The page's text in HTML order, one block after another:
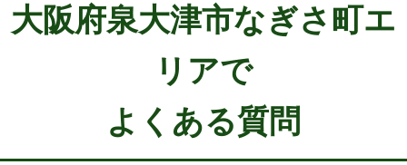
大阪府泉大津市なぎさ町エ
リアで
よくある質問